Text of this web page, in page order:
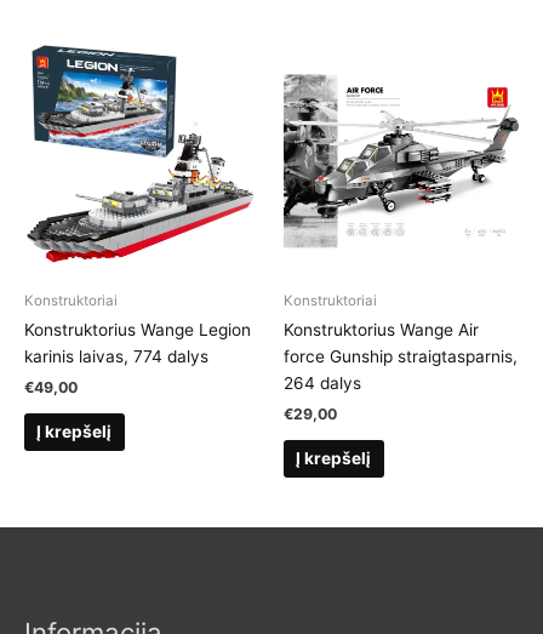
Konstruktoriai
Konstruktorius Wange Legion
karinis laivas, 774 dalys
€49,00
Į krepšelį
Konstruktoriai
Konstruktorius Wange Air
force Gunship straigtasparnis,
264 dalys
€29,00
Į krepšelį